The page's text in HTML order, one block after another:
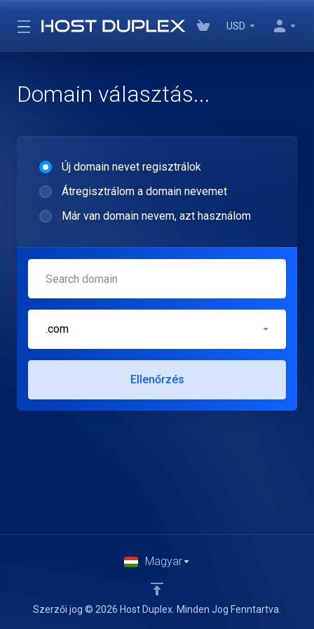
USD
Domain választás...
Új domain nevet regisztrálok
Átregisztrálom a domain nevemet
Már van domain nevem, azt használom
.com
Ellenőrzés
Szerzői jog © 2026 Host Duplex. Minden Jog Fenntartva.
Magyar